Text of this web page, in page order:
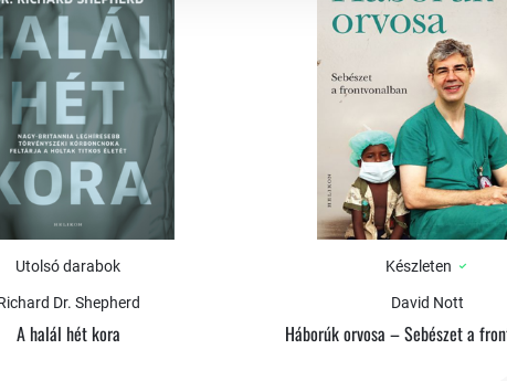
Utolsó darabok
Dr. Shepherd
A halál hét kora
Készleten
David Nott
Háborúk orvosa – Sebészet a